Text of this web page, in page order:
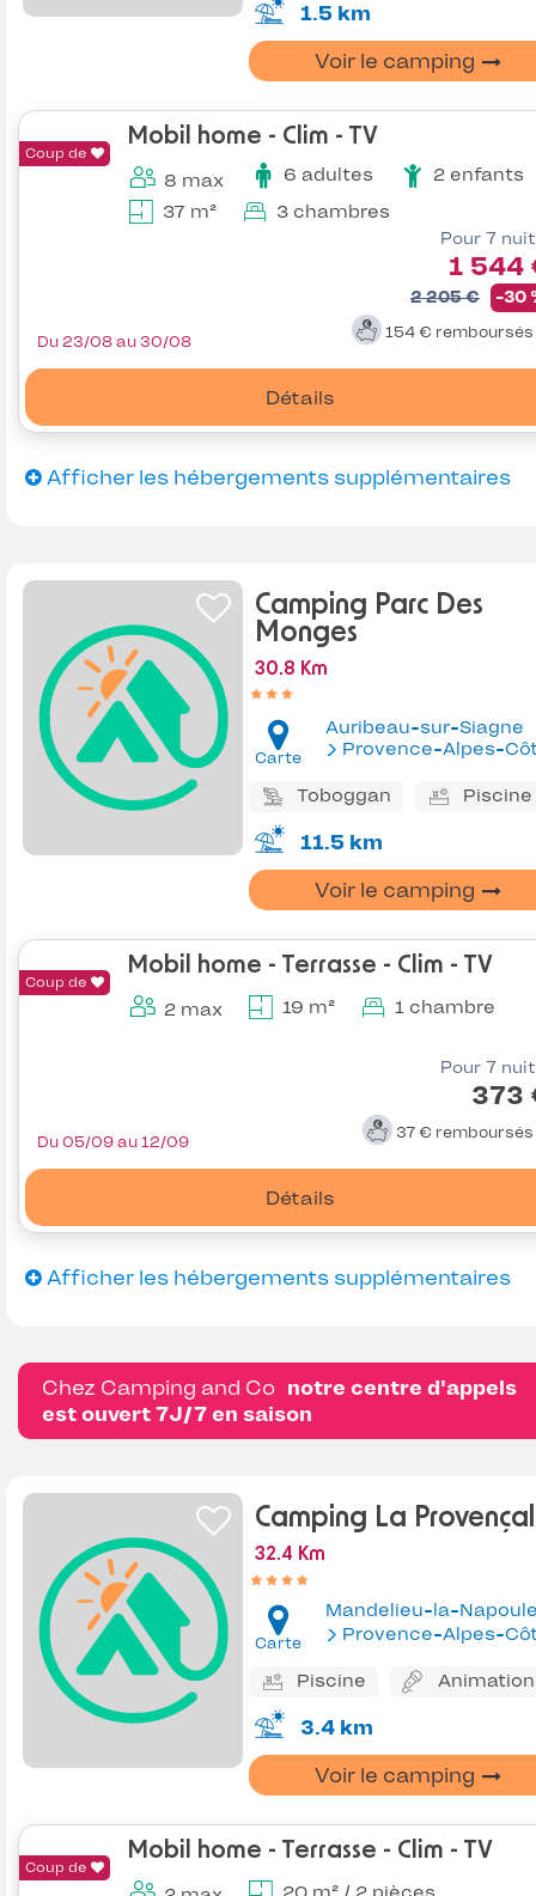
1.5 km
Voir le camping
Coup de
Mobil home - Clim - TV
8 max 6 adultes
2 enfants
37 m²
3 chambres
Pour 7
1 544
2 205 € -30
154 € remboursés
Détails
Du 23/08 au 30/08
Afficher les hébergements supplémentaires
Camping Parc Des
Monges
30.8 Km
Carte
Auribeau-sur-Siagne
Provence-Alpes-Côte
Toboggan Piscine
11.5 km
Voir le camping
Coup de
Mobil home - Terrasse - Clim - TV
2 max 19 m² 1 chambre
Pour 7
373
37 € remboursés
Détails
Du 05/09 au 12/09
Afficher les hébergements supplémentaires
Chez Camping and Co notre centre d'appels
est ouvert 7J/7 en saison
Camping La
32.4 Km
Carte
Mandelieu-la-
Provence-Alpes-Côte
Piscine
3.4 km
Voir le camping
Coup de
Mobil home - Terrasse - Clim - TV